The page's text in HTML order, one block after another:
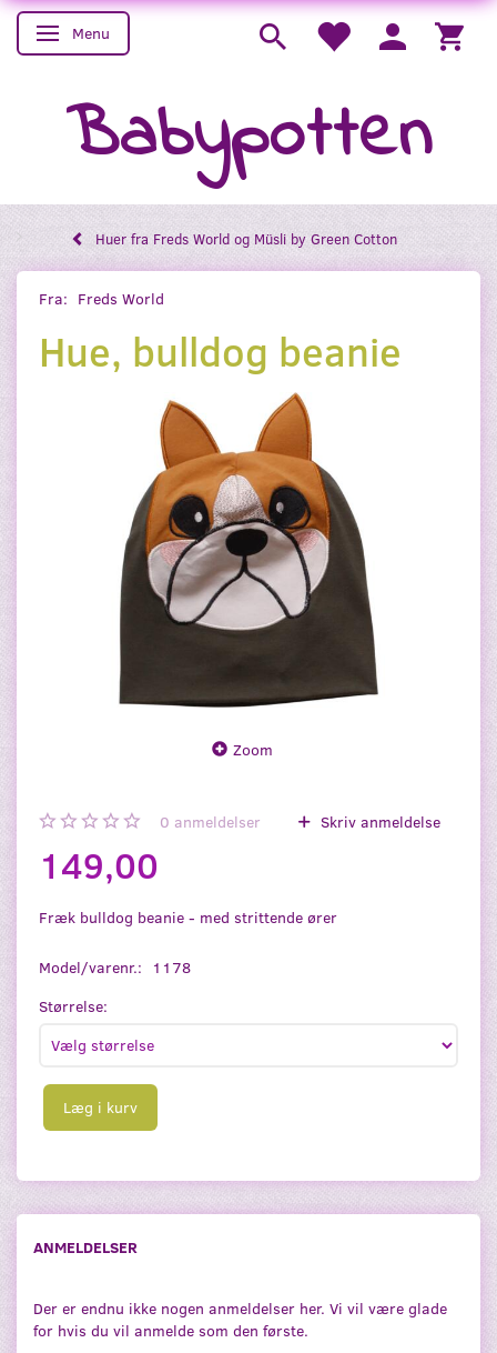
Skifte navigation
Menu
Babypotten
Huer fra Freds World og Müsli by Green Cotton
Fra: Freds World
Hue, bulldog beanie
Zoom
0 anmeldelser Skriv anmeldelse
149,00
Fræk bulldog beanie - med strittende ører
Model/varenr.:
1178
Størrelse:
Læg i kurv
ANMELDELSER
Der er endnu ikke nogen anmeldelser her. Vi vil være glade
for hvis du vil anmelde som den første.